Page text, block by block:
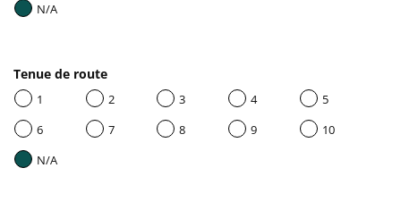
N/A
Tenue de route
1 2 3 4
5
6
7 8 9
10
N/A